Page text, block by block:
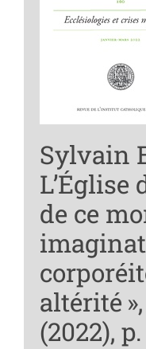
Sylvain
L’Église
de ce
altérité »,
(2022),